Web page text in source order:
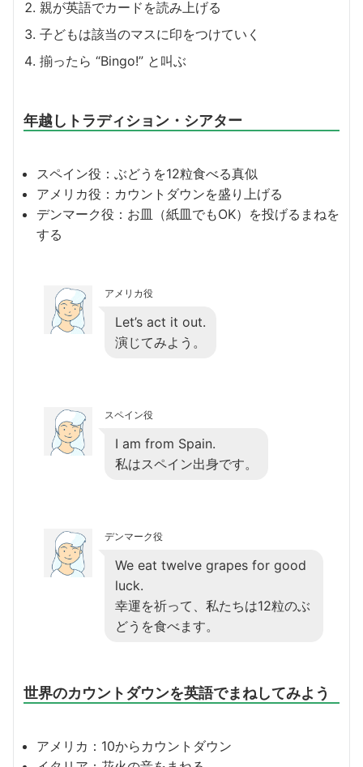
親が英語でカードを読み上げる
子どもは該当のマスに印をつけていく
揃ったら “Bingo!” と叫ぶ
年越しトラディション・シアター
スペイン役：ぶどうを12粒食べる真似
アメリカ役：カウントダウンを盛り上げる
デンマーク役：お皿（紙皿でもOK）を投げるまねを
する
アメリカ役
Let’s act it out.
演じてみよう。
スペイン役
I am from Spain.
私はスペイン出身です。
デンマーク役
We eat twelve grapes for good
luck.
幸運を祈って、私たちは12粒のぶ
どうを食べます。
世界のカウントダウンを英語でまねしてみよう
アメリカ：10からカウントダウン